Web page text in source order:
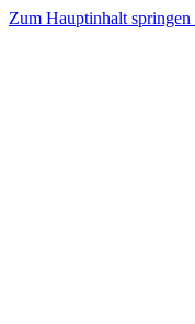
Zum Hauptinhalt springen